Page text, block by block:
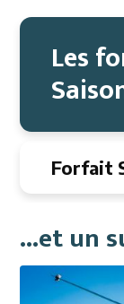
Les
Forfait
...et un